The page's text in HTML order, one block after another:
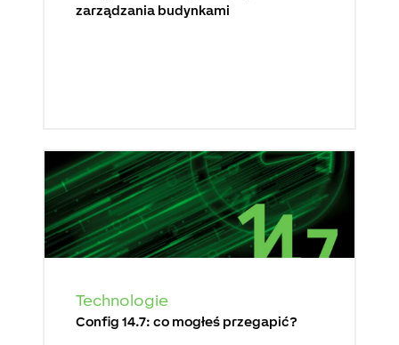
zarządzania budynkami
Technologie
Config 14.7: co mogłeś przegapić?